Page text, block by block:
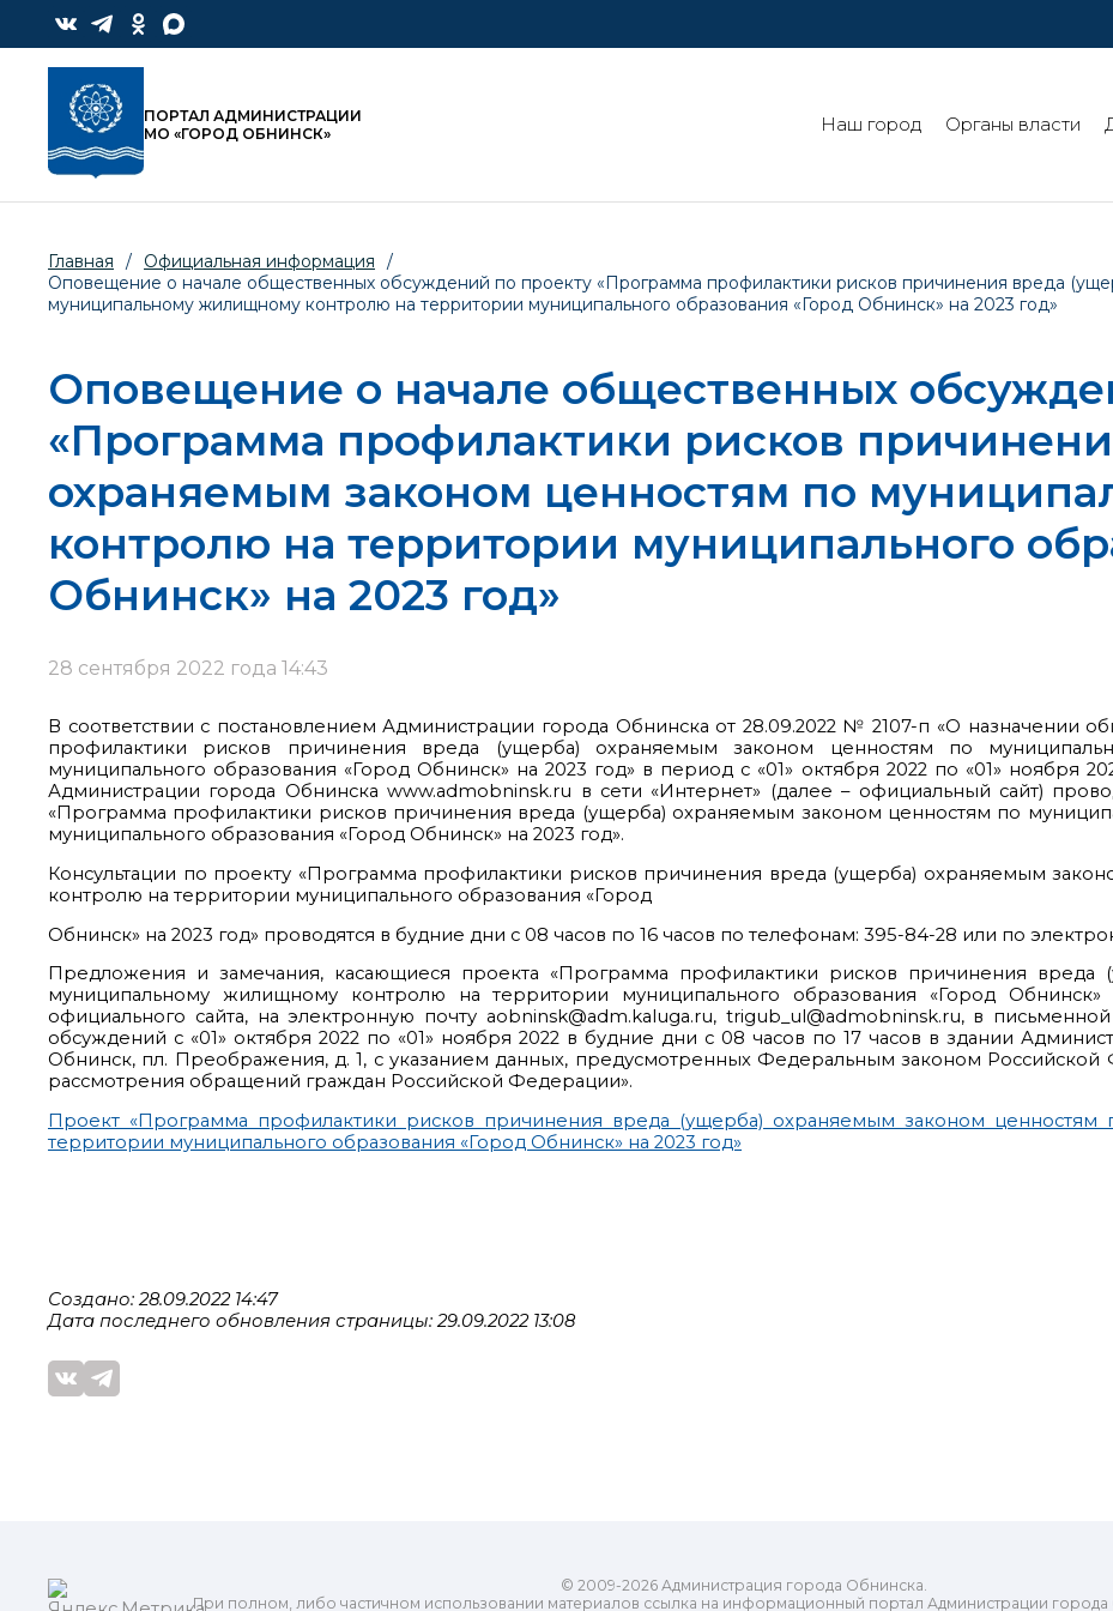
ПОРТАЛ АДМИНИСТРАЦИИ
МО «ГОРОД ОБНИНСК»
Наш город Органы власти
Главная / Официальная информация
/
Оповещение о начале общественных обсуждений по проекту «Программа профилактики рисков причинения вреда
муниципальному жилищному контролю на территории муниципального образования «Город Обнинск» на 2023 год»
Оповещение о начале общественных
«Программа профилактики рисков
охраняемым законом ценностям по
контролю на территории муниципального
Обнинск» на 2023 год»
28 сентября 2022 года 14:43
В соответствии с постановлением Администрации города Обнинска от 28.09.2022 № 2107-п «О назначении
профилактики рисков причинения вреда (ущерба) охраняемым законом ценностям по
муниципального образования «Город Обнинск» на 2023 год» в период с «01» октября 2022 по «01» ноября
Администрации города Обнинска www.admobninsk.ru в сети «Интернет» (далее – официальный сайт)
«Программа профилактики рисков причинения вреда (ущерба) охраняемым законом ценностям по
муниципального образования «Город Обнинск» на 2023 год».
Консультации по проекту «Программа профилактики рисков причинения вреда (ущерба) охраняемым
контролю на территории муниципального образования «Город
Обнинск» на 2023 год» проводятся в будние дни с 08 часов по 16 часов по телефонам: 395-84-28 или по
Предложения и замечания, касающиеся проекта «Программа профилактики рисков причинения
муниципальному жилищному контролю на территории муниципального образования «Город
официального сайта, на электронную почту aobninsk@adm.kaluga.ru, trigub_ul@admobninsk.ru, в
обсуждений с «01» октября 2022 по «01» ноября 2022 в будние дни с 08 часов по 17 часов в здании
Обнинск, пл. Преображения, д. 1, с указанием данных, предусмотренных Федеральным законом
рассмотрения обращений граждан Российской Федерации».
Проект «Программа профилактики рисков причинения вреда (ущерба) охраняемым законом
территории муниципального образования «Город Обнинск» на 2023 год»
Создано: 28.09.2022 14:47
Дата последнего обновления страницы: 29.09.2022 13:08
© 2009-2026 Администрация города Обнинска.
При полном, либо частичном использовании материалов ссылка на информационный портал Администрации города